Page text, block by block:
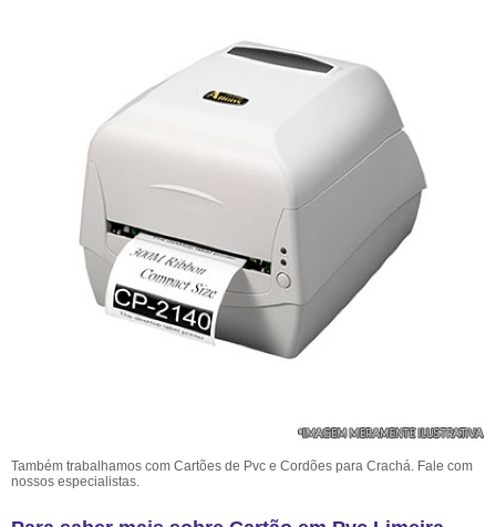
Também trabalhamos com Cartões de Pvc e Cordões para Crachá. Fale com
nossos especialistas.